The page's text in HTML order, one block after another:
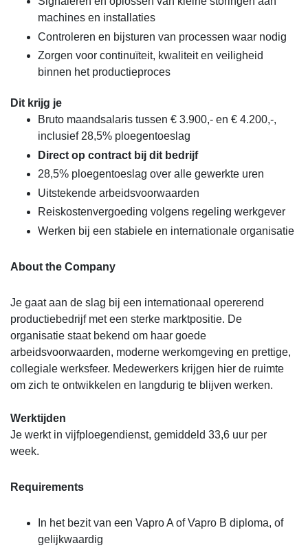
machines en installaties
Controleren en bijsturen van processen waar nodig
Zorgen voor continuïteit, kwaliteit en veiligheid
binnen het productieproces
Dit krijg je
Bruto maandsalaris tussen € 3.900,- en € 4.200,-,
inclusief 28,5% ploegentoeslag
Direct op contract bij dit bedrijf
28,5% ploegentoeslag over alle gewerkte uren
Uitstekende arbeidsvoorwaarden
Reiskostenvergoeding volgens regeling werkgever
Werken bij een stabiele en internationale organisatie
About the Company
Je gaat aan de slag bij een internationaal opererend
productiebedrijf met een sterke marktpositie. De
organisatie staat bekend om haar goede
arbeidsvoorwaarden, moderne werkomgeving en prettige,
collegiale werksfeer. Medewerkers krijgen hier de ruimte
om zich te ontwikkelen en langdurig te blijven werken.
Werktijden
Je werkt in vijfploegendienst, gemiddeld 33,6 uur per
week.
Requirements
In het bezit van een Vapro A of Vapro B diploma, of
gelijkwaardig